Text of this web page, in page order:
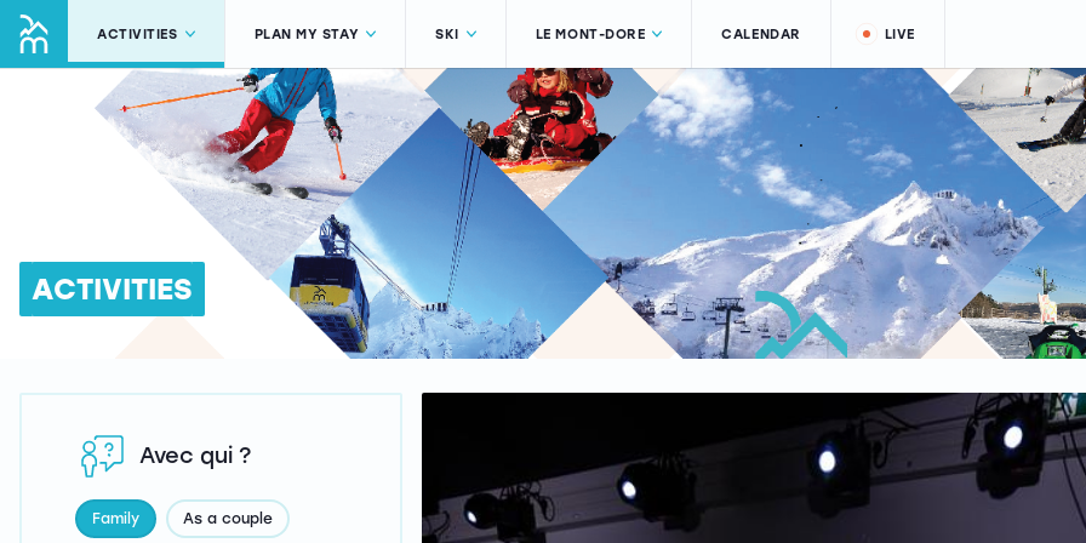
ACTIVITIES PLAN MY STAY SKI LE MONT-DORE CALENDAR LIVE
ACTIVITIES
Avec qui ?
Family As a couple